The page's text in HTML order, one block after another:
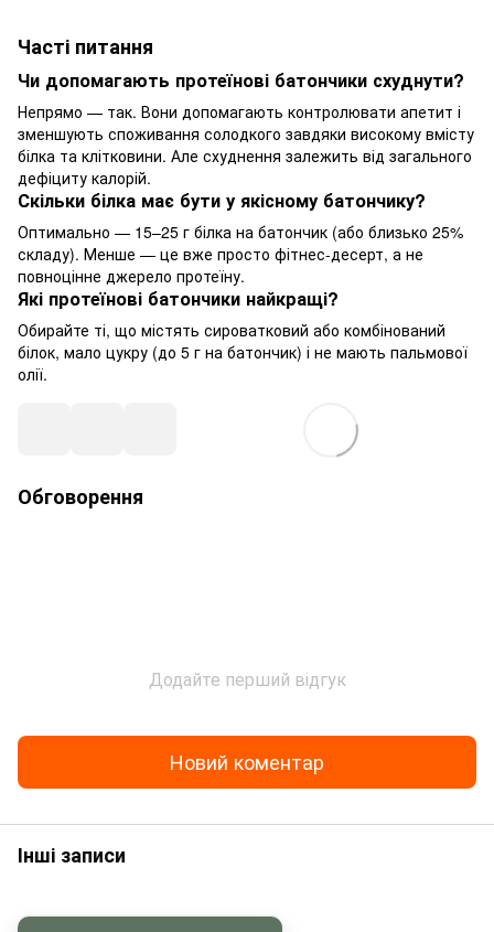
Часті питання
Чи допомагають протеїнові батончики схуднути?
Непрямо — так. Вони допомагають контролювати апетит і
зменшують споживання солодкого завдяки високому вмісту
білка та клітковини. Але схуднення залежить від загального
дефіциту калорій.
Скільки білка має бути у якісному батончику?
Оптимально — 15–25 г білка на батончик (або близько 25%
складу). Менше — це вже просто фітнес-десерт, а не
повноцінне джерело протеїну.
Які протеїнові батончики найкращі?
Обирайте ті, що містять сироватковий або комбінований
білок, мало цукру (до 5 г на батончик) і не мають пальмової
олії.
Обговорення
Додайте перший відгук
Новий коментар
Інші записи